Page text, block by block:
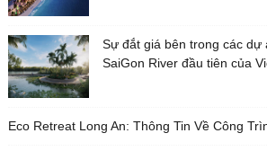
Sự đắt giá bên trong các dự
SaiGon River đầu tiên của
Eco Retreat Long An: Thông Tin Về Công